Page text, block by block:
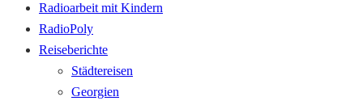
Radioarbeit mit Kindern
RadioPoly
Reiseberichte
Städtereisen
Georgien